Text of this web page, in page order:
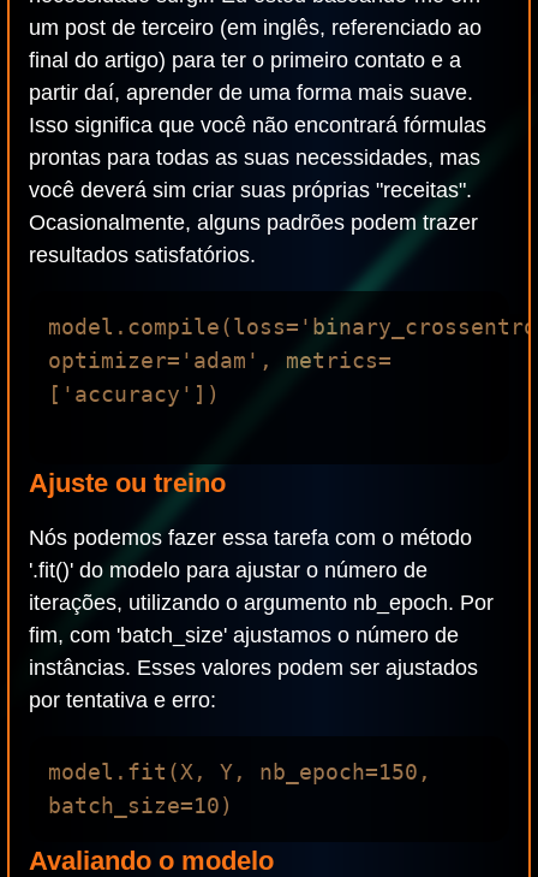
um post de terceiro (em inglês, referenciado ao
final do artigo) para ter o primeiro contato e a
partir daí, aprender de uma forma mais suave.
Isso significa que você não encontrará fórmulas
prontas para todas as suas necessidades, mas
você deverá sim criar suas próprias "receitas".
Ocasionalmente, alguns padrões podem trazer
resultados satisfatórios.
optimizer='adam', metrics=
['accuracy'])
Ajuste ou treino
Nós podemos fazer essa tarefa com o método
'.fit()' do modelo para ajustar o número de
iterações, utilizando o argumento nb_epoch. Por
fim, com 'batch_size' ajustamos o número de
instâncias. Esses valores podem ser ajustados
por tentativa e erro:
model.fit(X, Y, nb_epoch=150,
Avaliando o modelo